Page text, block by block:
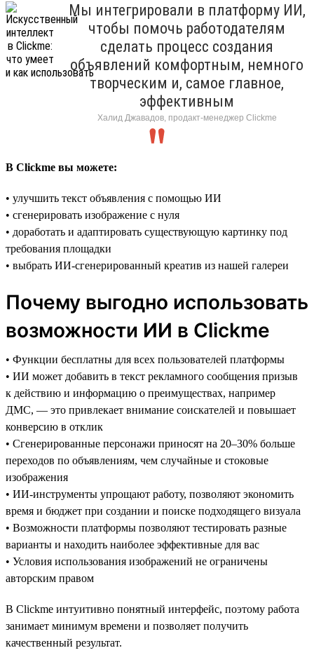
Мы интегрировали в платформу ИИ,
чтобы помочь работодателям
сделать процесс создания
объявлений комфортным, немного
творческим и, самое главное,
эффективным
Халид Джавадов, продакт-менеджер Clickme
В Clickme вы можете:
• улучшить текст объявления с помощью ИИ
• сгенерировать изображение с нуля
• доработать и адаптировать существующую картинку под
требования площадки
• выбрать ИИ-сгенерированный креатив из нашей галереи
Почему выгодно использовать
возможности ИИ в Clickme
• Функции бесплатны для всех пользователей платформы
• ИИ может добавить в текст рекламного сообщения призыв
к действию и информацию о преимуществах, например
ДМС, — это привлекает внимание соискателей и повышает
конверсию в отклик
• Сгенерированные персонажи приносят на 20–30% больше
переходов по объявлениям, чем случайные и стоковые
изображения
• ИИ-инструменты упрощают работу, позволяют экономить
время и бюджет при создании и поиске подходящего визуала
• Возможности платформы позволяют тестировать разные
варианты и находить наиболее эффективные для вас
• Условия использования изображений не ограничены
авторским правом
В Clickme интуитивно понятный интерфейс, поэтому работа
занимает минимум времени и позволяет получить
качественный результат.